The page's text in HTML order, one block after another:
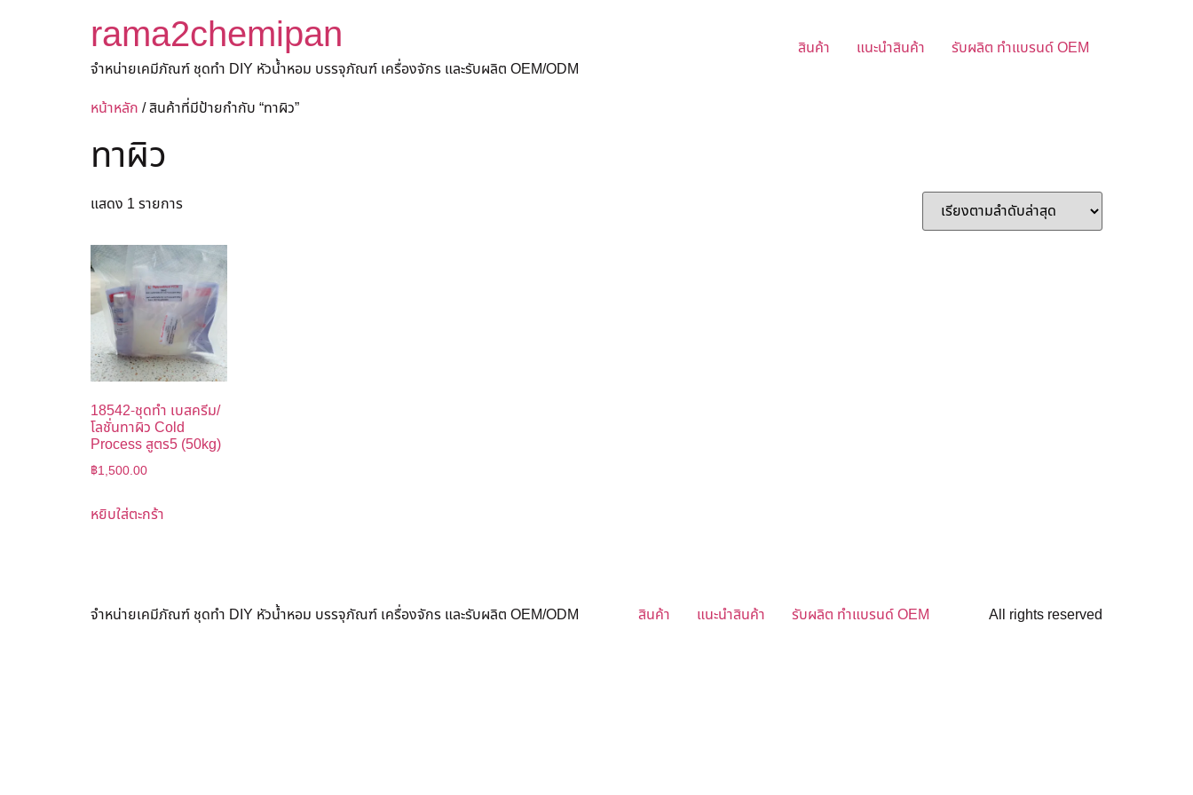
rama2chemipan
จำหน่ายเคมีภัณฑ์ ชุดทำ DIY หัวน้ำหอม บรรจุภัณฑ์ เครื่องจักร และรับผลิต OEM/ODM
สินค้า แนะนำสินค้า รับผลิต ทำแบรนด์ OEM
หน้าหลัก / สินค้าที่มีป้ายกำกับ “ทาผิว”
ทาผิว
แสดง 1 รายการ
18542-ชุดทำ เบสครีม/
โลชั่นทาผิว Cold
Process สูตร5 (50kg)
฿1,500.00
หยิบใส่ตะกร้า
จำหน่ายเคมีภัณฑ์ ชุดทำ DIY หัวน้ำหอม บรรจุภัณฑ์ เครื่องจักร และรับผลิต OEM/ODM สินค้า แนะนำสินค้า รับผลิต ทำแบรนด์ OEM All rights reserved